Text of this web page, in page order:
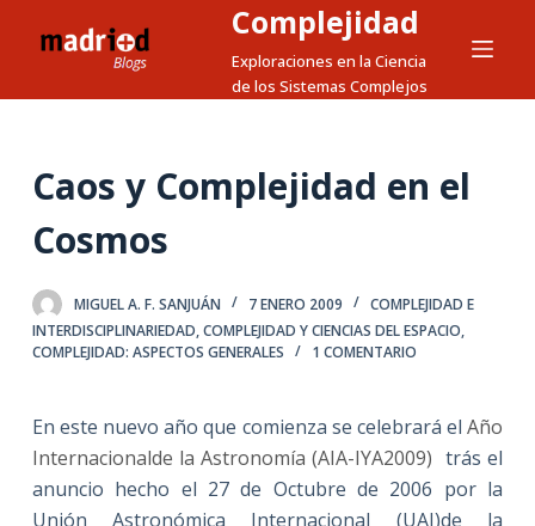
o
n
n
d
Complejidad
Exploraciones en la Ciencia
de los Sistemas Complejos
Caos y Complejidad en el
Cosmos
MIGUEL A. F. SANJUÁN 7 ENERO 2009
COMPLEJIDAD E
INTERDISCIPLINARIEDAD,COMPLEJIDAD Y CIENCIAS DEL ESPACIO,
COMPLEJIDAD: ASPECTOS GENERALES
1 COMENTARIO
En este nuevo año que comienza se celebrará elAño
Internacionalde la Astronomía (AIA-IYA2009) trás el
anuncio hecho el 27 de Octubre de 2006 por la
Unión Astronómica Internacional (UAI)de la